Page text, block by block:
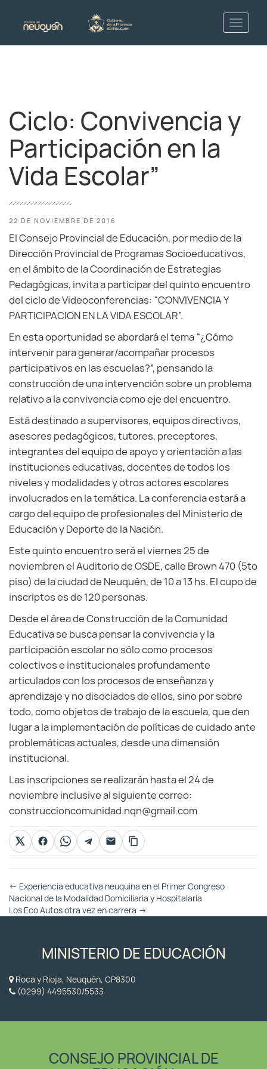
Ciclo: Convivencia y
Participación en la
Vida Escolar”
22 DE NOVIEMBRE DE 2016
El Consejo Provincial de Educación, por medio de la
Dirección Provincial de Programas Socioeducativos,
en el ámbito de la Coordinación de Estrategias
Pedagógicas, invita a participar del quinto encuentro
del ciclo de Videoconferencias: “CONVIVENCIA Y
PARTICIPACION EN LA VIDA ESCOLAR”.
En esta oportunidad se abordará el tema “¿Cómo
intervenir para generar/acompañar procesos
participativos en las escuelas?”, pensando la
construcción de una intervención sobre un problema
relativo a la convivencia como eje del encuentro.
Está destinado a supervisores, equipos directivos,
asesores pedagógicos, tutores, preceptores,
integrantes del equipo de apoyo y orientación a las
instituciones educativas, docentes de todos los
niveles y modalidades y otros actores escolares
involucrados en la temática. La conferencia estará a
cargo del equipo de profesionales del Ministerio de
Educación y Deporte de la Nación.
Este quinto encuentro será el viernes 25 de
noviembren el Auditorio de OSDE, calle Brown 470 (5to
piso) de la ciudad de Neuquén, de 10 a 13 hs. El cupo de
inscriptos es de 120 personas.
Desde el área de Construcción de la Comunidad
Educativa se busca pensar la convivencia y la
participación escolar no sólo como procesos
colectivos e institucionales profundamente
articulados con los procesos de enseñanza y
aprendizaje y no disociados de ellos, sino por sobre
todo, como objetos de trabajo de la escuela, que den
lugar a la implementación de políticas de cuidado ante
problemáticas actuales, desde una dimensión
institucional.
Las inscripciones se realizarán hasta el 24 de
noviembre inclusive al siguiente correo:
construccioncomunidad.nqn@gmail.com
Otras
Entradas
← Experiencia educativa neuquina en el Primer Congreso
Nacional de la Modalidad Domiciliaria y Hospitalaria
Los Eco Autos otra vez en carrera →
MINISTERIO DE EDUCACIÓN
Roca y Rioja, Neuquén, CP8300
(0299) 4495530/5533
CONSEJO PROVINCIAL DE